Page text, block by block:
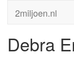
2miljoen.nl
Debra